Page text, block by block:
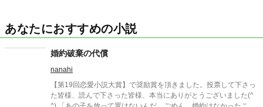
あなたにおすすめの小説
婚約破棄の代償
nanahi
【第19回恋愛小説大賞】で奨励賞を頂きました。投票して下さっ
た皆様、読んで下さった皆様、本当にありがとうございました(^